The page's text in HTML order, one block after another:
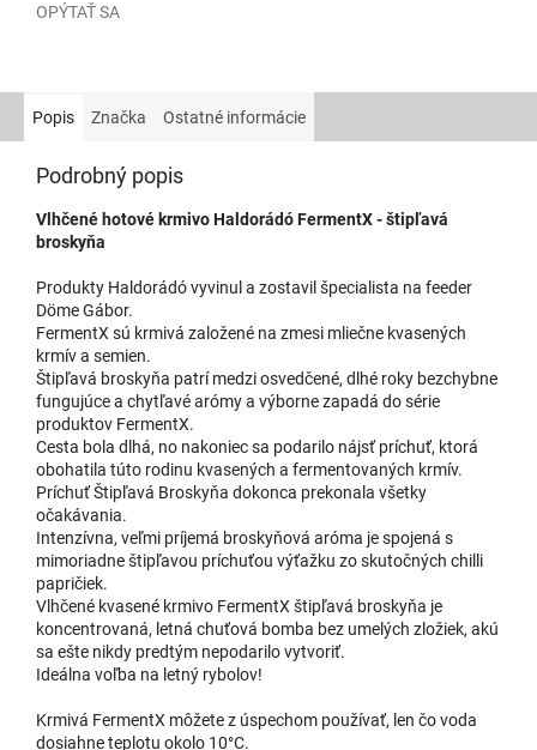
OPÝTAŤ SA
Popis Značka Ostatné informácie
Podrobný popis
Vlhčené hotové krmivo Haldorádó FermentX - štipľavá
broskyňa
Produkty Haldorádó vyvinul a zostavil špecialista na feeder
Döme Gábor.
FermentX sú krmivá založené na zmesi mliečne kvasených
krmív a semien.
Štipľavá broskyňa patrí medzi osvedčené, dlhé roky bezchybne
fungujúce a chytľavé arómy a výborne zapadá do série
produktov FermentX.
Cesta bola dlhá, no nakoniec sa podarilo nájsť príchuť, ktorá
obohatila túto rodinu kvasených a fermentovaných krmív.
Príchuť Štipľavá Broskyňa dokonca prekonala všetky
očakávania.
Intenzívna, veľmi príjemá broskyňová aróma je spojená s
mimoriadne štipľavou príchuťou výťažku zo skutočných chilli
papričiek.
Vlhčené kvasené krmivo FermentX štipľavá broskyňa je
koncentrovaná, letná chuťová bomba bez umelých zložiek, akú
sa ešte nikdy predtým nepodarilo vytvoriť.
Ideálna voľba na letný rybolov!
Krmivá FermentX môžete z úspechom používať, len čo voda
dosiahne teplotu okolo 10°C.